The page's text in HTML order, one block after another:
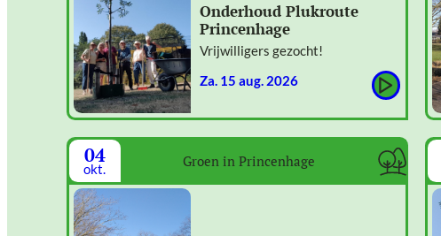
Onderhoud Plukroute
Princenhage
Vrijwilligers gezocht!
za. 15 aug. 2026
04
okt. Groen in Princenhage